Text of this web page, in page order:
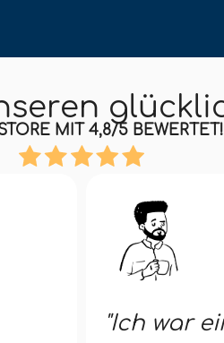
MIT 4,8/5 BEWERTET!
"Ich war